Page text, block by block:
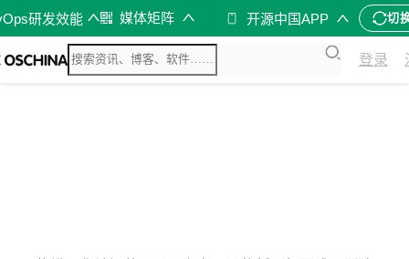
研发效能 媒体矩阵 开源中国APP 切
登录